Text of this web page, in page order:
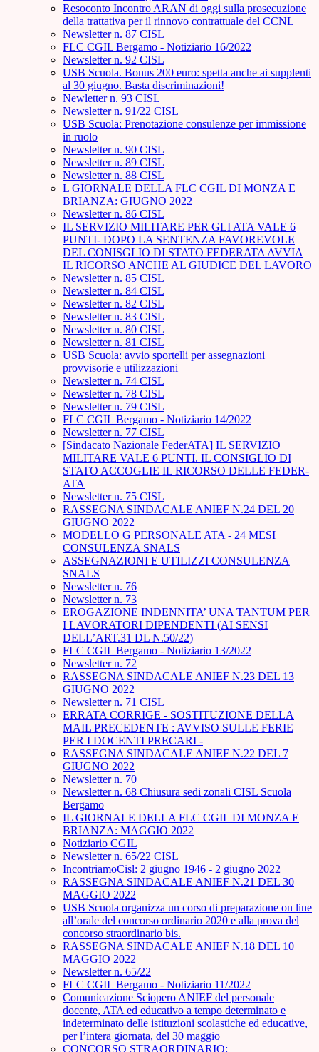
Resoconto Incontro ARAN di oggi sulla prosecuzione
della trattativa per il rinnovo contrattuale del CCNL
Newsletter n. 87 CISL
FLC CGIL Bergamo - Notiziario 16/2022
Newsletter n. 92 CISL
USB Scuola. Bonus 200 euro: spetta anche ai supplenti
al 30 giugno. Basta discriminazioni!
Newletter n. 93 CISL
Newsletter n. 91/22 CISL
USB Scuola: Prenotazione consulenze per immissione
in ruolo
Newsletter n. 90 CISL
Newsletter n. 89 CISL
Newsletter n. 88 CISL
L GIORNALE DELLA FLC CGIL DI MONZA E
BRIANZA: GIUGNO 2022
Newsletter n. 86 CISL
IL SERVIZIO MILITARE PER GLI ATA VALE 6
PUNTI- DOPO LA SENTENZA FAVOREVOLE
DEL CONISGLIO DI STATO FEDERATA AVVIA
IL RICORSO ANCHE AL GIUDICE DEL LAVORO
Newsletter n. 85 CISL
Newsletter n. 84 CISL
Newsletter n. 82 CISL
Newsletter n. 83 CISL
Newsletter n. 80 CISL
Newsletter n. 81 CISL
USB Scuola: avvio sportelli per assegnazioni
provvisorie e utilizzazioni
Newsletter n. 74 CISL
Newsletter n. 78 CISL
Newsletter n. 79 CISL
FLC CGIL Bergamo - Notiziario 14/2022
Newsletter n. 77 CISL
[Sindacato Nazionale FederATA] IL SERVIZIO
MILITARE VALE 6 PUNTI. IL CONSIGLIO DI
STATO ACCOGLIE IL RICORSO DELLE FEDER-
ATA
Newsletter n. 75 CISL
RASSEGNA SINDACALE ANIEF N.24 DEL 20
GIUGNO 2022
MODELLO G PERSONALE ATA - 24 MESI
CONSULENZA SNALS
ASSEGNAZIONI E UTILIZZI CONSULENZA
SNALS
Newsletter n. 76
Newsletter n. 73
EROGAZIONE INDENNITA’ UNA TANTUM PER
I LAVORATORI DIPENDENTI (AI SENSI
DELL’ART.31 DL N.50/22)
FLC CGIL Bergamo - Notiziario 13/2022
Newsletter n. 72
RASSEGNA SINDACALE ANIEF N.23 DEL 13
GIUGNO 2022
Newsletter n. 71 CISL
ERRATA CORRIGE - SOSTITUZIONE DELLA
MAIL PRECEDENTE : AVVISO SULLE FERIE
PER I DOCENTI PRECARI -
RASSEGNA SINDACALE ANIEF N.22 DEL 7
GIUGNO 2022
Newsletter n. 70
Newsletter n. 68 Chiusura sedi zonali CISL Scuola
Bergamo
IL GIORNALE DELLA FLC CGIL DI MONZA E
BRIANZA: MAGGIO 2022
Notiziario CGIL
Newsletter n. 65/22 CISL
IncontriamoCisl: 2 giugno 1946 - 2 giugno 2022
RASSEGNA SINDACALE ANIEF N.21 DEL 30
MAGGIO 2022
USB Scuola organizza un corso di preparazione on line
all’orale del concorso ordinario 2020 e alla prova del
concorso straordinario bis.
RASSEGNA SINDACALE ANIEF N.18 DEL 10
MAGGIO 2022
Newsletter n. 65/22
FLC CGIL Bergamo - Notiziario 11/2022
Comunicazione Sciopero ANIEF del personale
docente, ATA ed educativo a tempo determinato e
indeterminato delle istituzioni scolastiche ed educative,
per l’intera giornata, del 30 maggio
CONCORSO STRAORDINARIO: